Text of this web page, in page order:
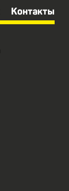
Контакты